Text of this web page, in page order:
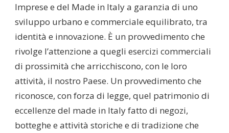
Imprese e del Made in Italy a garanzia di uno
sviluppo urbano e commerciale equilibrato, tra
identità e innovazione. È un provvedimento che
rivolge l’attenzione a quegli esercizi commerciali
di prossimità che arricchiscono, con le loro
attività, il nostro Paese. Un provvedimento che
riconosce, con forza di legge, quel patrimonio di
eccellenze del made in Italy fatto di negozi,
botteghe e attività storiche e di tradizione che